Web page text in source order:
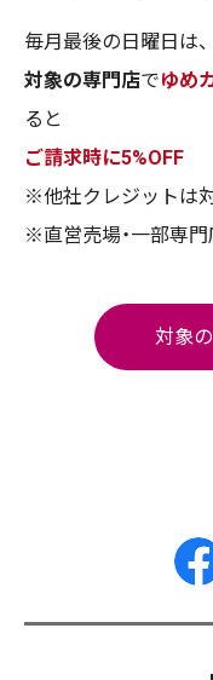
毎月最後の日曜日は、
対象の専門店でゆめ
ると
ご請求時に5%OFF
※他社クレジットは
※直営売場・一部専門
対象